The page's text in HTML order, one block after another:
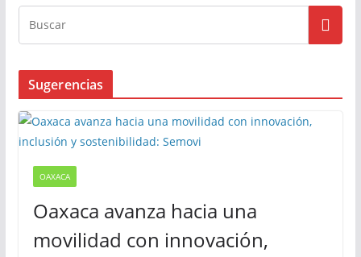
Sugerencias
OAXACA
Oaxaca avanza hacia una
movilidad con innovación,